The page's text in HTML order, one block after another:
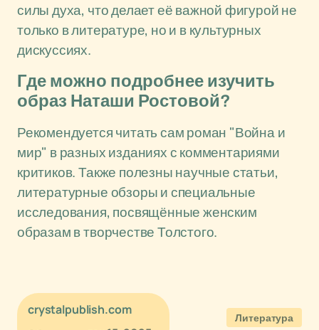
силы духа, что делает её важной фигурой не
только в литературе, но и в культурных
дискуссиях.
Где можно подробнее изучить
образ Наташи Ростовой?
Рекомендуется читать сам роман "Война и
мир" в разных изданиях с комментариями
критиков. Также полезны научные статьи,
литературные обзоры и специальные
исследования, посвящённые женским
образам в творчестве Толстого.
crystalpublish.com
Литература